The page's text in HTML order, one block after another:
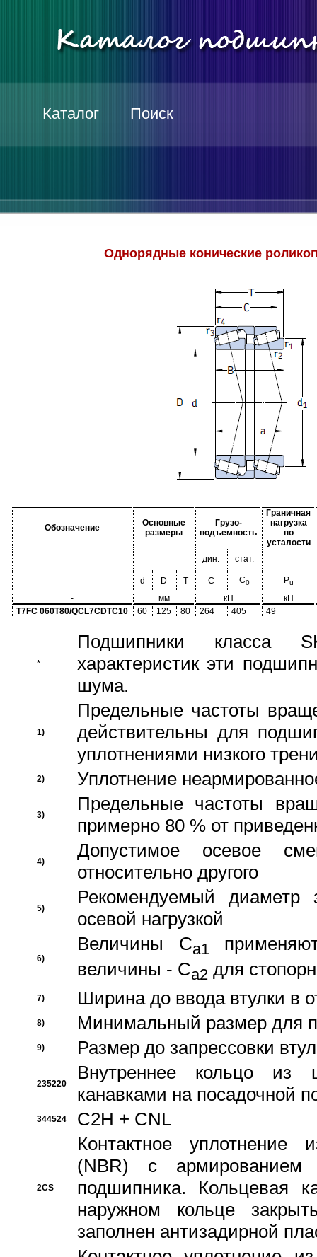
Каталог Поиск
Однорядные конические
Обозначение
Основные
размеры
Грузо-
подъемность
Граничная
нагрузка
по
усталости
дин.
стат.
d D T C C0 Pu
- мм кН
кН
T7FC 060T80/QCL7CDTC10
60 125 80 264 405 49
*
Подшипники класса
характеристик эти
шума.
1)
Предельные частоты
действительны для
уплотнениями низкого
2) Уплотнение
3)
Предельные частоты
примерно 80 % от
4)
Допустимое осевое
относительно другого
5)
Рекомендуемый диаметр
осевой нагрузкой
6)
Величины Ca1
величины - Ca2 для
7) Ширина до ввода втулки в
8) Минимальный размер для
9) Размер до запрессовки
235220
Внутреннее кольцо из
канавками на посадочной
344524 C2H + CNL
2CS
Контактное уплотнение
(NBR) с
подшипника. Кольцевая
наружном кольце
заполнен антизадирной